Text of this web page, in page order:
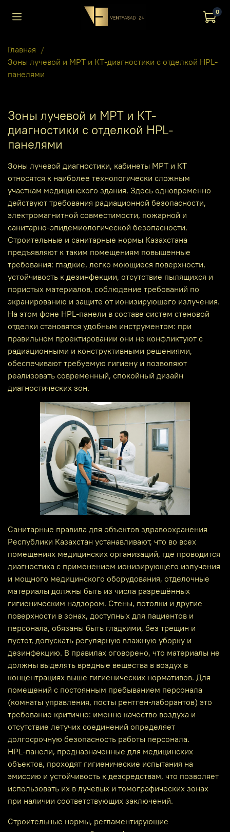
0
Главная
Зоны лучевой и МРТ и КТ-диагностики с отделкой HPL-
панелями
Зоны лучевой и МРТ и КТ-
диагностики с отделкой HPL-
панелями
Зоны лучевой диагностики, кабинеты МРТ и КТ
относятся к наиболее технологически сложным
участкам медицинского здания. Здесь одновременно
действуют требования радиационной безопасности,
электромагнитной совместимости, пожарной и
санитарно-эпидемиологической безопасности.
Строительные и санитарные нормы Казахстана
предъявляют к таким помещениям повышенные
требования: гладкие, легко моющиеся поверхности,
устойчивость к дезинфекции, отсутствие пылящихся и
пористых материалов, соблюдение требований по
экранированию и защите от ионизирующего излучения.
На этом фоне HPL-панели в составе систем стеновой
отделки становятся удобным инструментом: при
правильном проектировании они не конфликтуют с
радиационными и конструктивными решениями,
обеспечивают требуемую гигиену и позволяют
реализовать современный, спокойный дизайн
диагностических зон.
Санитарные правила для объектов здравоохранения
Республики Казахстан устанавливают, что во всех
помещениях медицинских организаций, где проводится
диагностика с применением ионизирующего излучения
и мощного медицинского оборудования, отделочные
материалы должны быть из числа разрешённых
гигиеническим надзором. Стены, потолки и другие
поверхности в зонах, доступных для пациентов и
персонала, обязаны быть гладкими, без трещин и
пустот, допускать регулярную влажную уборку и
дезинфекцию. В правилах оговорено, что материалы не
должны выделять вредные вещества в воздух в
концентрациях выше гигиенических нормативов. Для
помещений с постоянным пребыванием персонала
(комнаты управления, посты рентген‑лаборантов) это
требование критично: именно качество воздуха и
отсутствие летучих соединений определяет
долгосрочную безопасность работы персонала.
HPL‑панели, предназначенные для медицинских
объектов, проходят гигиенические испытания на
эмиссию и устойчивость к дезсредствам, что позволяет
использовать их в лучевых и томографических зонах
при наличии соответствующих заключений.
Строительные нормы, регламентирующие